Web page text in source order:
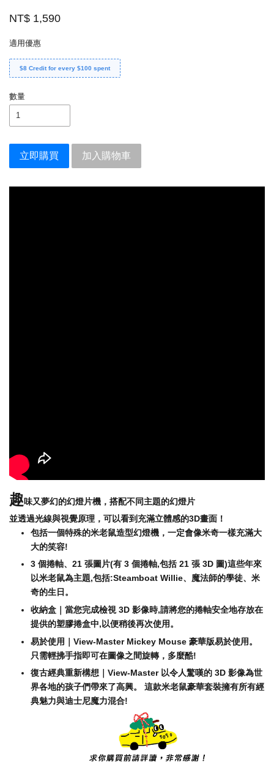
NT$ 1,590
適用優惠
$8 Credit for every $100 spent
數量
立即購買 加入購物車
趣味又夢幻的幻燈片機，搭配不同主題的幻燈片
並透過光線與視覺原理，可以看到充滿立體感的3D畫面！
包括一個特殊的米老鼠造型幻燈機，一定會像米奇一樣充滿大
大的笑容!
3 個捲軸、21 張圖片(有 3 個捲軸,包括 21 張 3D 圖)這些年來
以米老鼠為主題,包括:Steamboat Willie、魔法師的學徒、米
奇的生日。
收納盒｜當您完成檢視 3D 影像時,請將您的捲軸安全地存放在
提供的塑膠捲盒中,以便稍後再次使用。
易於使用｜View-Master Mickey Mouse 豪華版易於使用。
只需輕拂手指即可在圖像之間旋轉，多麼酷!
復古經典重新構想｜View-Master 以令人驚嘆的 3D 影像為世
界各地的孩子們帶來了高興。 這款米老鼠豪華套裝擁有所有經
典魅力與迪士尼魔力混合!